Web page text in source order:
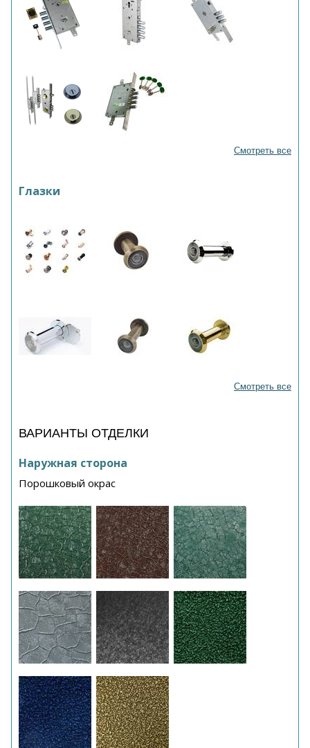
Смотреть все
Глазки
Смотреть все
ВАРИАНТЫ ОТДЕЛКИ
Наружная сторона
Порошковый окрас